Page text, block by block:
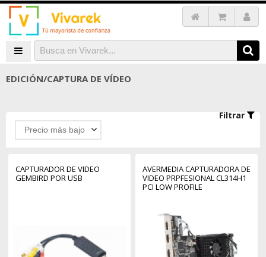
EDICIÓN/CAPTURA DE VÍDEO
Filtrar
Precio más bajo
CAPTURADOR DE VIDEO
GEMBIRD POR USB
AVERMEDIA CAPTURADORA DE
VIDEO PRPFESIONAL CL314H1
PCI LOW PROFILE